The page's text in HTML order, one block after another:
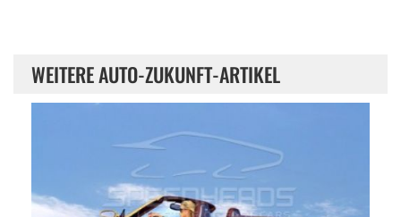
WEITERE AUTO-ZUKUNFT-ARTIKEL